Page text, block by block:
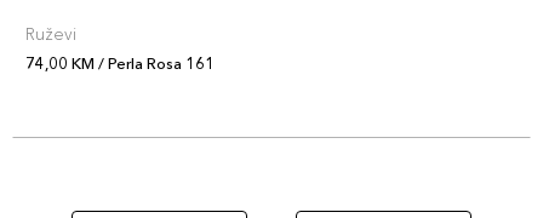
Ruževi
74,00 KM / Perla Rosa 161